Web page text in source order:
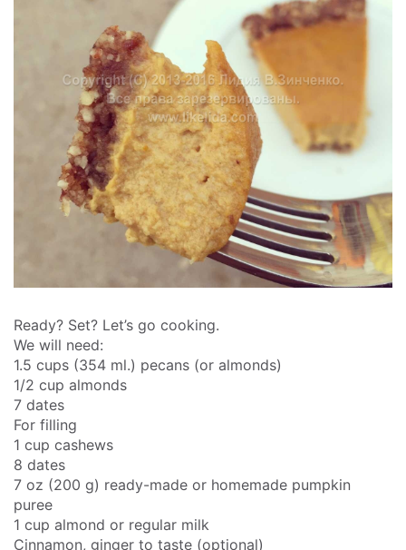
Ready? Set? Let’s go cooking.
We will need:
1.5 cups (354 ml.) pecans (or almonds)
1/2 cup almonds
7 dates
For filling
1 cup cashews
8 dates
7 oz (200 g) ready-made or homemade pumpkin
puree
1 cup almond or regular milk
Cinnamon, ginger to taste (optional)